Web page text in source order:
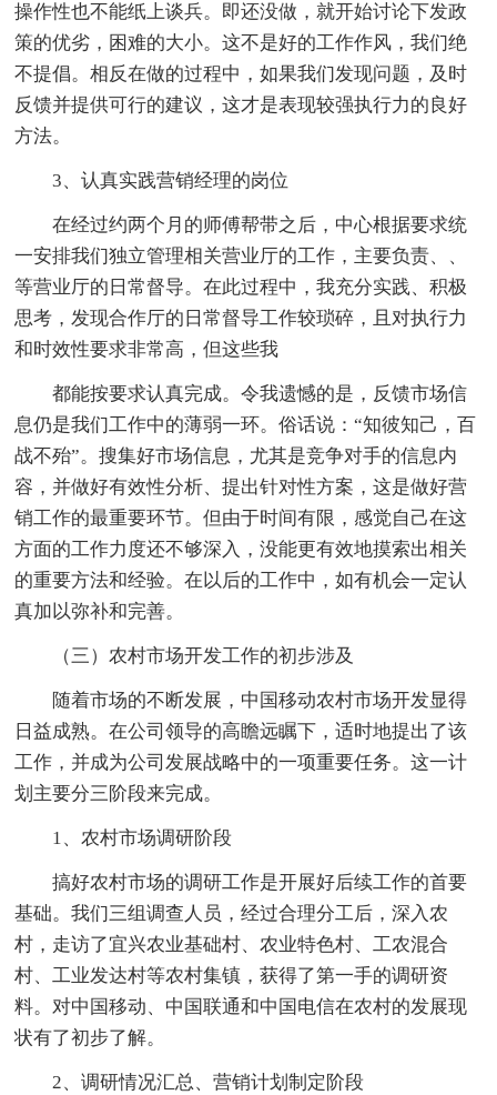
操作性也不能纸上谈兵。即还没做，就开始讨论下发政
策的优劣，困难的大小。这不是好的工作作风，我们绝
不提倡。相反在做的过程中，如果我们发现问题，及时
反馈并提供可行的建议，这才是表现较强执行力的良好
方法。
3、认真实践营销经理的岗位
在经过约两个月的师傅帮带之后，中心根据要求统
一安排我们独立管理相关营业厅的工作，主要负责、、
等营业厅的日常督导。在此过程中，我充分实践、积极
思考，发现合作厅的日常督导工作较琐碎，且对执行力
和时效性要求非常高，但这些我
都能按要求认真完成。令我遗憾的是，反馈市场信
息仍是我们工作中的薄弱一环。俗话说：“知彼知己，百
战不殆”。搜集好市场信息，尤其是竞争对手的信息内
容，并做好有效性分析、提出针对性方案，这是做好营
销工作的最重要环节。但由于时间有限，感觉自己在这
方面的工作力度还不够深入，没能更有效地摸索出相关
的重要方法和经验。在以后的工作中，如有机会一定认
真加以弥补和完善。
（三）农村市场开发工作的初步涉及
随着市场的不断发展，中国移动农村市场开发显得
日益成熟。在公司领导的高瞻远瞩下，适时地提出了该
工作，并成为公司发展战略中的一项重要任务。这一计
划主要分三阶段来完成。
1、农村市场调研阶段
搞好农村市场的调研工作是开展好后续工作的首要
基础。我们三组调查人员，经过合理分工后，深入农
村，走访了宜兴农业基础村、农业特色村、工农混合
村、工业发达村等农村集镇，获得了第一手的调研资
料。对中国移动、中国联通和中国电信在农村的发展现
状有了初步了解。
2、调研情况汇总、营销计划制定阶段